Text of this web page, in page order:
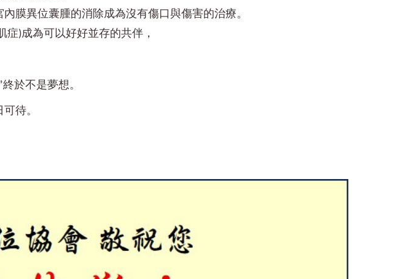
膜異位囊腫的消除成為沒有傷口與傷害的治療。
)成為可以好好並存的共伴，
於不是夢想。
待。